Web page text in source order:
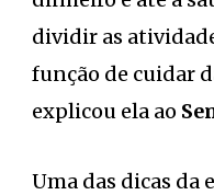
dividir as
função de cuidar
explicou ela ao
Uma das dicas da